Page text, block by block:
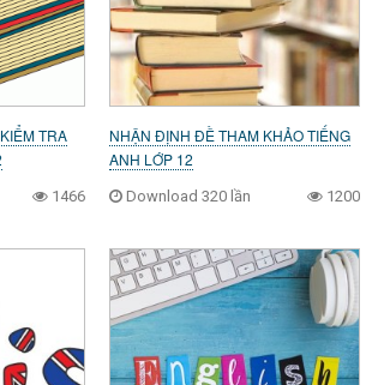
TRA
1466
NHẬN ĐỊNH ĐỀ THAM KHẢO TIẾNG
ANH LỚP 12
Download 320 lần 1200